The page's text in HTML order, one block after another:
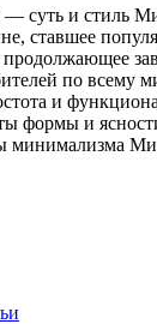
— суть и стиль
ставшее
по всему
и
формы и